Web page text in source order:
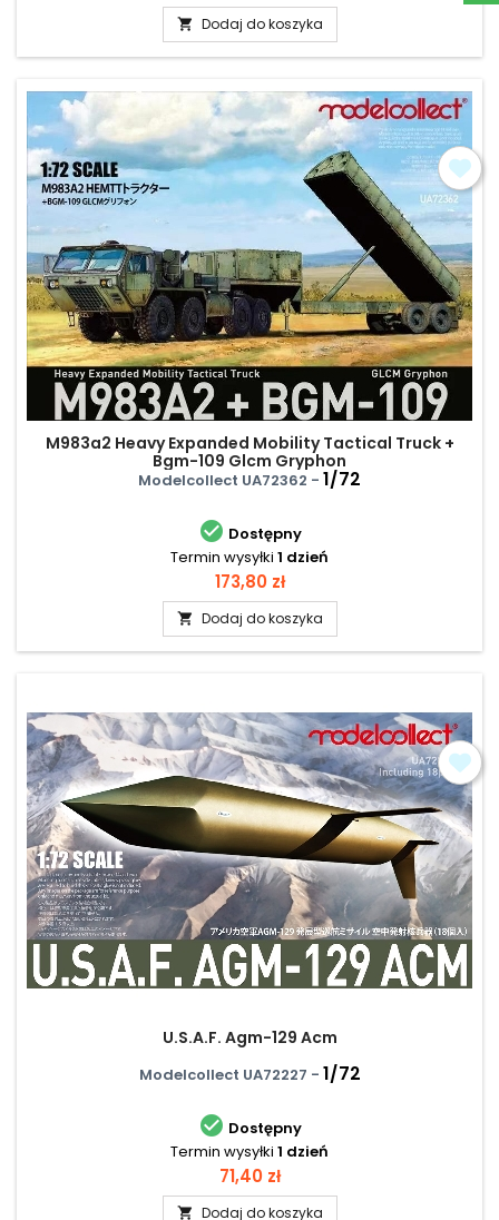
 Dodaj do koszyka
M983a2 Heavy Expanded Mobility Tactical Truck +
Bgm-109 Glcm Gryphon
Modelcollect UA72362 - 1/72
 Dostępny
Termin wysyłki 1 dzień
Cena
173,80 zł
 Dodaj do koszyka
U.S.A.F. Agm-129 Acm
Modelcollect UA72227 - 1/72
 Dostępny
Termin wysyłki 1 dzień
Cena
71,40 zł
 Dodaj do koszyka